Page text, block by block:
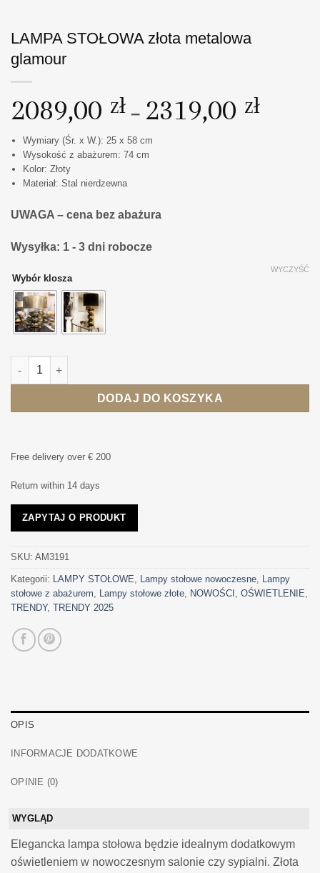
LAMPA STOŁOWA złota metalowa
glamour
2089,00 zł – 2319,00 złZakres
cen:
Wymiary (Śr. x W.): 25 x 58 cm
Wysokość z abażurem: 74 cm
Kolor: Złoty
Materiał: Stal nierdzewna
UWAGA – cena bez abażura
Wysyłka: 1 - 3 dni robocze
Wybór klosza
WYCZYŚĆ
ilość LAMPA STOŁOWA złota metalowa glamour
DODAJ DO KOSZYKA
Free delivery over € 200
Return within 14 days
ZAPYTAJ O PRODUKT
SKU: AM3191
Kategorii: LAMPY STOŁOWE, Lampy stołowe nowoczesne, Lampy
stołowe z abażurem, Lampy stołowe złote, NOWOŚCI , OŚWIETLENIE,
TRENDY, TRENDY 2025
OPIS
INFORMACJE DODATKOWE
OPINIE (0)
WYGLĄD
Elegancka lampa stołowa będzie idealnym dodatkowym
oświetleniem w nowoczesnym salonie czy sypialni. Złota